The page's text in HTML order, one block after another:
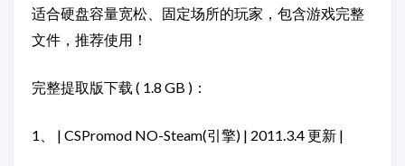
适合硬盘容量宽松、固定场所的玩家，包含游戏完整
文件，推荐使用！
完整提取版下载 ( 1.8 GB )：
1、 | CSPromod NO-Steam(引擎) | 2011.3.4 更新 |